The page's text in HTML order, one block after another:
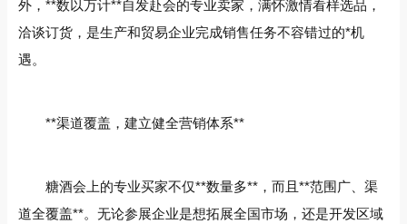
外，**数以万计**自发赴会的专业卖家，满怀激情看样选品，
洽谈订货，是生产和贸易企业完成销售任务不容错过的*机
遇。
**渠道覆盖，建立健全营销体系**
糖酒会上的专业买家不仅**数量多**，而且**范围广、渠
道全覆盖**。无论参展企业是想拓展全国市场，还是开发区域